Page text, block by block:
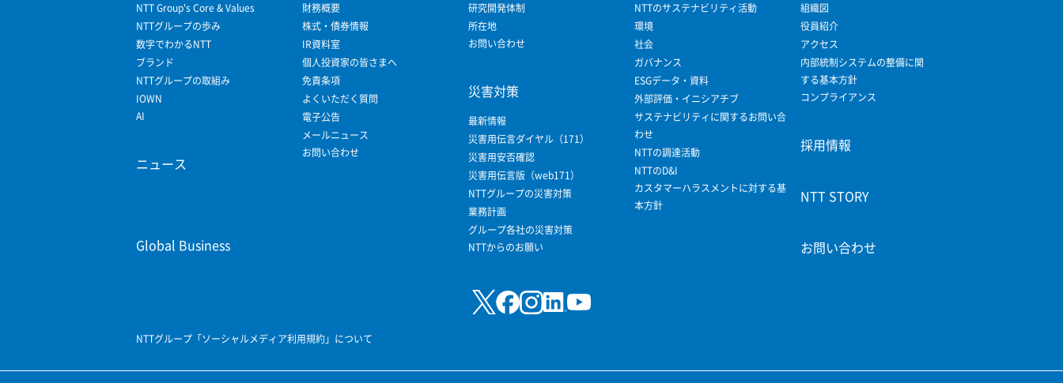
NTT Group's Core & Values
NTTグループの歩み
数字でわかるNTT
ブランド
NTTグループの取組み
IOWN
AI
ニュース
Global Business
財務概要
株式・債券情報
IR資料室
個人投資家の皆さまへ
免責条項
よくいただく質問
電子公告
メールニュース
お問い合わせ
研究開発体制
所在地
お問い合わせ
災害対策
最新情報
災害用伝言ダイヤル（171）
災害用安否確認
災害用伝言版（web171）
NTTグループの災害対策
業務計画
グループ各社の災害対策
NTTからのお願い
NTTのサステナビリティ活動
環境
社会
ガバナンス
ESGデータ・資料
外部評価・イニシアチブ
サステナビリティに関するお問い合
わせ
NTTの調達活動
NTTのD&I
カスタマーハラスメントに対する基
本方針
組織図
役員紹介
アクセス
内部統制システムの整備に関
する基本方針
コンプライアンス
採用情報
NTT STORY
お問い合わせ
NTTグループ「ソーシャルメディア利用規約」について